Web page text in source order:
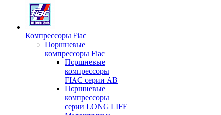
Компрессоры Fiac
Поршневые
компрессоры Fiac
Поршневые
компрессоры
FIAC серии AB
Поршневые
компрессоры
серии LONG LIFE